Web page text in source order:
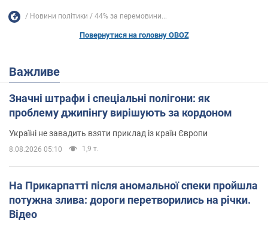
Новини політики 44% за перемовини...
Повернутися на головну OBOZ
Важливе
Значні штрафи і спеціальні полігони: як
проблему джипінгу вирішують за кордоном
Україні не завадить взяти приклад із країн Європи
8.08.2026 05:10 1,9 т.
На Прикарпатті після аномальної спеки пройшла
потужна злива: дороги перетворились на річки.
Відео